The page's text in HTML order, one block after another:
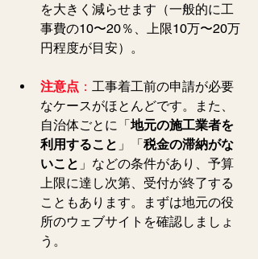
を大きく減らせます（一般的に工
事費の10〜20％、上限10万〜20万
円程度が目安）。
注意点 ： 工事着工前の申請が必要
なケースがほとんどです。また、
自治体ごとに「地元の施工業者を
利用すること 」「税金の滞納がな
いこと 」などの条件があり、予算
上限に達し次第、受付が終了する
こともあります。まずは地元の役
所のウェブサイトを確認しましょ
う。